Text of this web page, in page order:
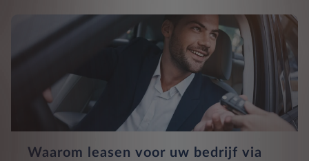
Waarom leasen voor uw bedrijf via